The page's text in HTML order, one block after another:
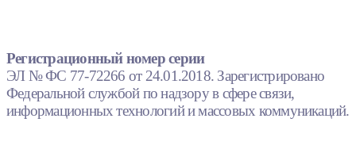
Регистрационный номер серии
ЭЛ № ФС 77-72266 от 24.01.2018. Зарегистрировано
Федеральной службой по надзору в сфере связи,
информационных технологий и массовых коммуникаций.